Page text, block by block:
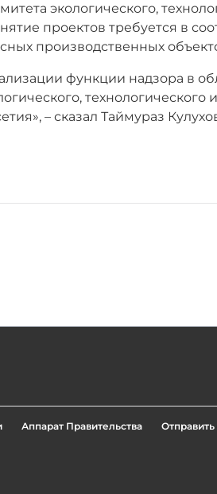
экологического,
проектов требуется в
производственных
функции надзора в
технологического и
– сказал Таймураз
Аппарат Правительства